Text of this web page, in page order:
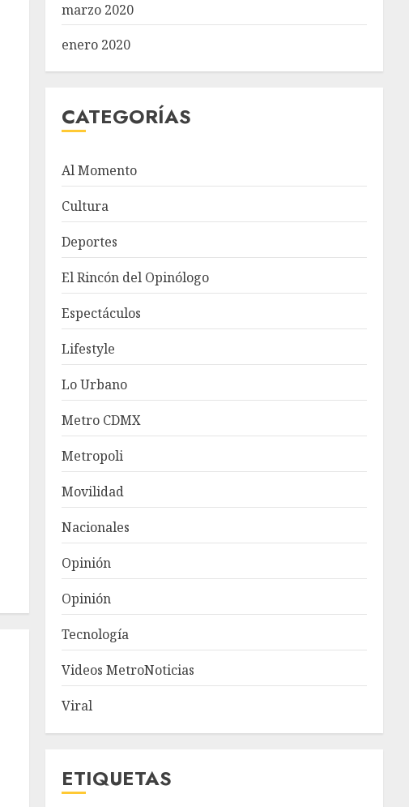
marzo 2020
enero 2020
CATEGORÍAS
Al Momento
Cultura
Deportes
El Rincón del Opinólogo
Espectáculos
Lifestyle
Lo Urbano
Metro CDMX
Metropoli
Movilidad
Nacionales
Opinión
Opinión
Tecnología
Videos MetroNoticias
Viral
ETIQUETAS